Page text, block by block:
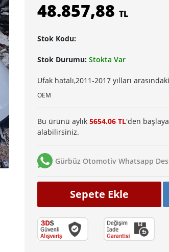
48.857,88 TL
Stok Kodu:
Stok Durumu: Stokta Var
Ufak hatalı,2011-2017 yılları
OEM
Bu ürünü aylık 5654.06 TL'den
alabilirsiniz.
Gürbüz Otomotiv Whatsapp
Sepete Ekle